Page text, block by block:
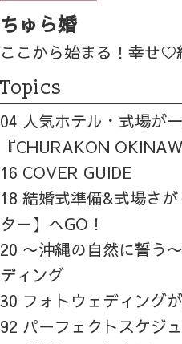
ちゅら婚
ここから始まる！幸せ♡
Topics
04 人気ホテル・式場が
『CHURAKON
16 COVER GUIDE
18 結婚式準備&式場さ
ター】へGO！
20 〜沖縄の自然に誓う
ディング
30 フォトウェディング
92 パーフェクトスケジ